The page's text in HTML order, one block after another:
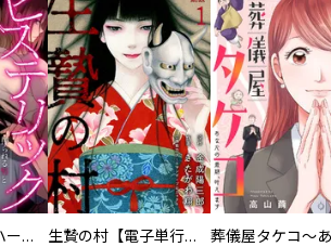
ヒステリック・ハーレム～搾られる男と堕ちる女～【電子単行本版】 生贄の村【電子単行本版】